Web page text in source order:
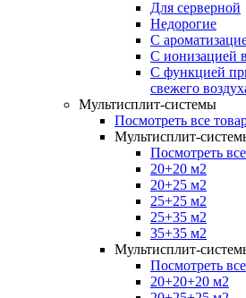
Для серверной
Недорогие
С
С ионизацией
С функцией
свежего
Мультисплит-системы
Посмотреть все
Мультисплит-
Посмотреть
20+20 м2
20+25 м2
25+25 м2
25+35 м2
35+35 м2
Мультисплит-
Посмотреть
20+20+20 м2